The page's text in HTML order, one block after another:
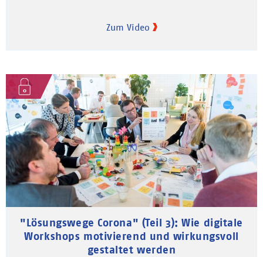
Zum Video
"Lösungswege Corona" (Teil 3): Wie digitale
Workshops motivierend und wirkungsvoll
gestaltet werden